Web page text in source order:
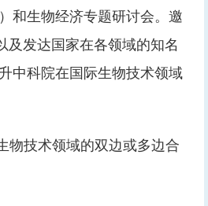
和生物经济专题研讨会。邀
及发达国家在各领域的知名
中科院在国际生物技术领域
物技术领域的双边或多边合